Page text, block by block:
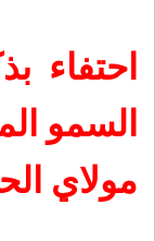
احتفاء
السمو
مولاي